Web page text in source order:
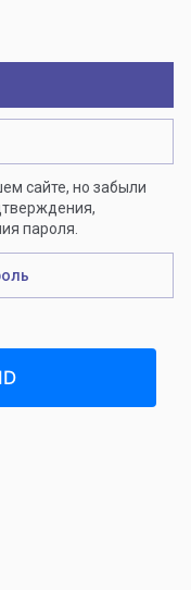
сайте, но забыли
пароля.